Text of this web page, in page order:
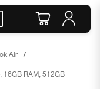
Air
16GB RAM, 512GB